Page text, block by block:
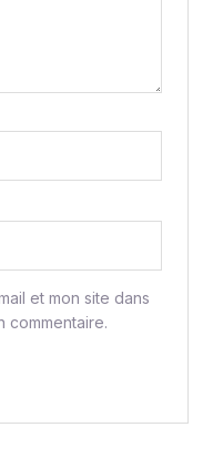
et mon site dans
commentaire.